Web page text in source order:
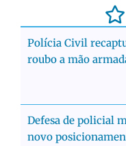
Polícia Civil
roubo a mão
Defesa de policial
novo